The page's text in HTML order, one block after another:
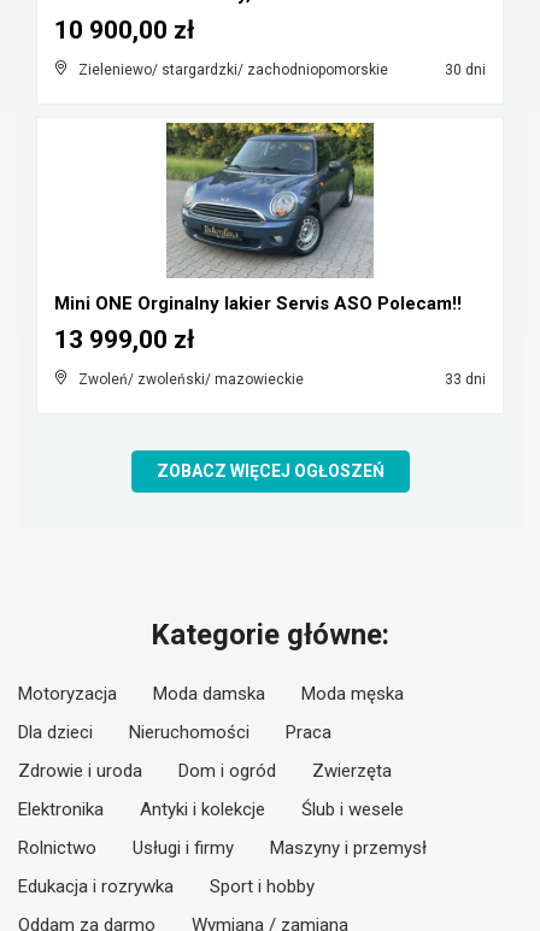
Zieleniewo/ stargardzki/ zachodniopomorskie 30 dni
10 900,00 zł
Mini ONE Orginalny lakier Servis ASO Polecam!!
Zwoleń/ zwoleński/ mazowieckie 33 dni
13 999,00 zł
ZOBACZ WIĘCEJ OGŁOSZEŃ
Kategorie główne:
Motoryzacja Moda damska
Moda męska
Dla dzieci
Nieruchomości
Praca
Zdrowie i uroda
Dom i ogród
Zwierzęta
Elektronika
Antyki i kolekcje
Ślub i wesele
Rolnictwo
Usługi i firmy
Maszyny i przemysł
Edukacja i rozrywka
Sport i hobby
Oddam za darmo
Wymiana / zamiana